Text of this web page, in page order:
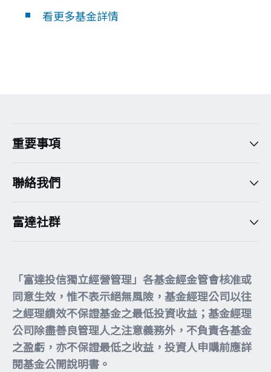
看更多基金詳情
重要事項
聯絡我們
富達社群
「富達投信獨立經營管理」各基金經金管會核准或
同意生效，惟不表示絕無風險，基金經理公司以往
之經理績效不保證基金之最低投資收益；基金經理
公司除盡善良管理人之注意義務外，不負責各基金
之盈虧，亦不保證最低之收益，投資人申購前應詳
閱基金公開說明書。